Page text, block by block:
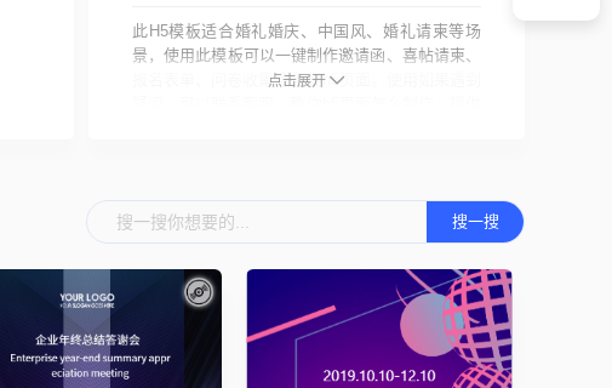
此H5模板适合婚礼婚庆、中国风、婚礼请柬等场
景，使用此模板可以一键制作邀请函、喜帖请柬、
报名表单、问卷收集等各类h5页面。使用如果遇到
营销推广工具，制作过程简单快捷、无需编写代
码，拖拽可视化组件即可制作精美的页面，拥有众
多行业解决方案。
使用说明：您在互动酷上传的素材和内容务必遵守
国家相关法律、法规，且不得侵犯本网站及权利人
的合法权利，情节严重者将依法追究其法律责任，
互动酷不承担出现权利纠纷时的任何责任。
点击展开
搜一搜